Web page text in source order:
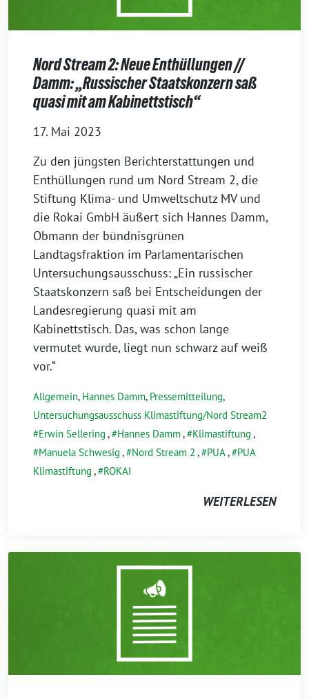
Nord Stream 2: Neue Enthüllungen //
Damm: „Russischer Staatskonzern saß
quasi mit am Kabinettstisch“
17. Mai 2023
Zu den jüngsten Berichterstattungen und
Enthüllungen rund um Nord Stream 2, die
Stiftung Klima- und Umweltschutz MV und
die Rokai GmbH äußert sich Hannes Damm,
Obmann der bündnisgrünen
Landtagsfraktion im Parlamentarischen
Untersuchungsausschuss: „Ein russischer
Staatskonzern saß bei Entscheidungen der
Landesregierung quasi mit am
Kabinettstisch. Das, was schon lange
vermutet wurde, liegt nun schwarz auf weiß
vor.“
Allgemein, Hannes Damm, Pressemitteilung,
Untersuchungsausschuss Klimastiftung/Nord Stream2
Erwin Sellering , Hannes Damm, Klimastiftung ,
Manuela Schwesig , Nord Stream 2 , PUA,
PUA
Klimastiftung , ROKAI
WEITERLESEN